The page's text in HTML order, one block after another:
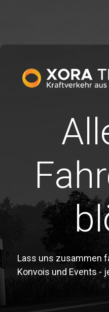
Lass uns zusammen
Konvois und Events -